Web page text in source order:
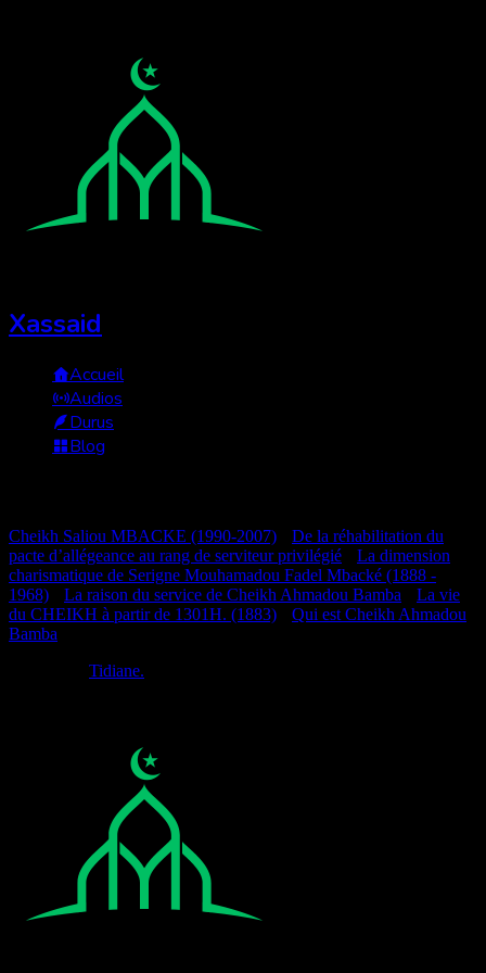
Xassaid
Accueil
Audios
Durus
Blog
Cheikh Saliou MBACKE (1990-2007)
De la réhabilitation du
pacte d’allégeance au rang de serviteur privilégié
La dimension
charismatique de Serigne Mouhamadou Fadel Mbacké (1888 -
1968)
La raison du service de Cheikh Ahmadou Bamba
La vie
du CHEIKH à partir de 1301H. (1883)
Qui est Cheikh Ahmadou
Bamba
Tidiane.